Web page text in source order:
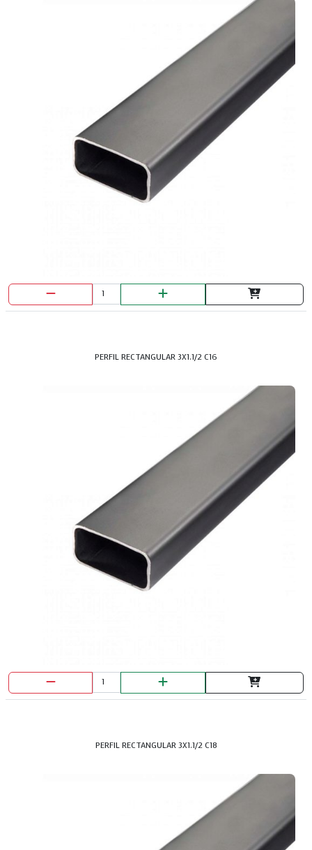
TAPON LAVAPLATOS-LAVAMNOS
PERFIL RECTANGULAR 3X1.1/2 C16
PERFIL RECTANGULAR 3X1.1/2 C18